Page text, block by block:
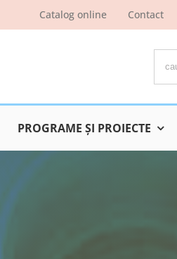
Catalog online Contact
PROGRAME ŞI PROIECTE